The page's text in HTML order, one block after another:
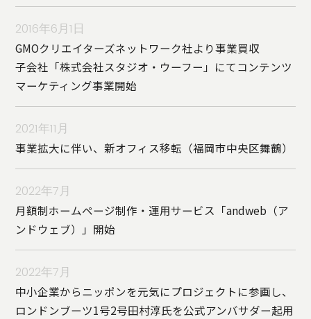
2016年6月1日
GMOクリエイターズネットワーク社より事業買収
子会社「株式会社スタジオ・ウーフー」にてコンテンツ
マーケティング事業開始
2021年11月
事業拡大に伴い、新オフィス移転（福岡市中央区舞鶴）
2022年7月
月額制ホームページ制作・運用サービス「andweb（ア
ンドウェブ）」開始
2022年7月
中小企業からニッポンを元気にプロジェクトに参画し、
ロンドンブーツ1号2号田村淳氏を公式アンバサダー起用